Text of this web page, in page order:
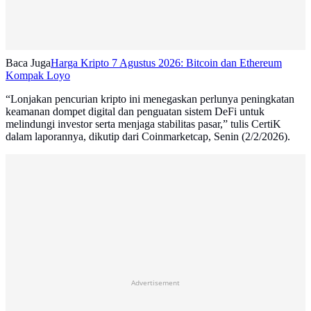
Baca JugaHarga Kripto 7 Agustus 2026: Bitcoin dan Ethereum
Kompak Loyo
“Lonjakan pencurian kripto ini menegaskan perlunya peningkatan
keamanan dompet digital dan penguatan sistem DeFi untuk
melindungi investor serta menjaga stabilitas pasar,” tulis CertiK
dalam laporannya, dikutip dari Coinmarketcap, Senin (2/2/2026).
Advertisement